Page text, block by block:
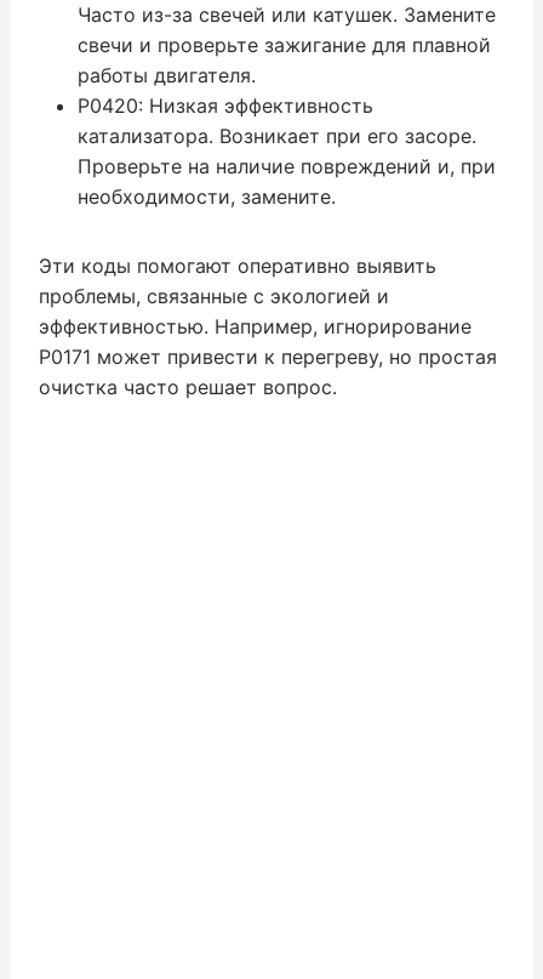
Часто из-за свечей или катушек. Замените
свечи и проверьте зажигание для плавной
работы двигателя.
P0420: Низкая эффективность
катализатора. Возникает при его засоре.
Проверьте на наличие повреждений и, при
необходимости, замените.
Эти коды помогают оперативно выявить
проблемы, связанные с экологией и
эффективностью. Например, игнорирование
P0171 может привести к перегреву, но простая
очистка часто решает вопрос.